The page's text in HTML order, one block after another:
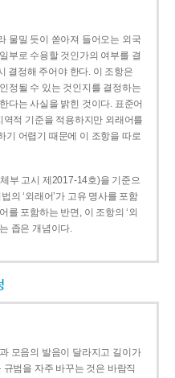
물밀 듯이 쏟아져 들어오는 외국
부로 수용할 것인가의 여부를 결
결정해 주어야 한다. 이 조항은
정될 수 있는 것인지를 결정하는
다는 사실을 밝힌 것이다. 표준어
적 기준을 적용하지만 외래어를
기 어렵기 때문에 이 조항을 따로
부 고시 제2017-14호)을 기준으
의 ‘외래어’가 고유 명사를 포함
를 포함하는 반면, 이 조항의 ‘외
좁은 개념이다.
모음의 발음이 달라지고 길이가
범을 자주 바꾸는 것은 바람직